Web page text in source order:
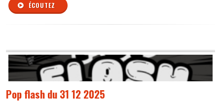
ÉCOUTEZ
Pop flash du 31 12 2025